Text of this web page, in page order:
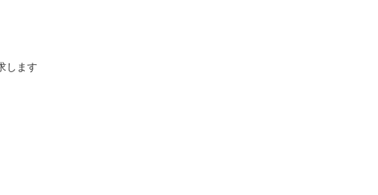
ます
すすめポイント●●●